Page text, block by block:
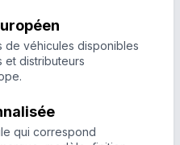
de véhicules disponibles
et distributeurs
qui correspond